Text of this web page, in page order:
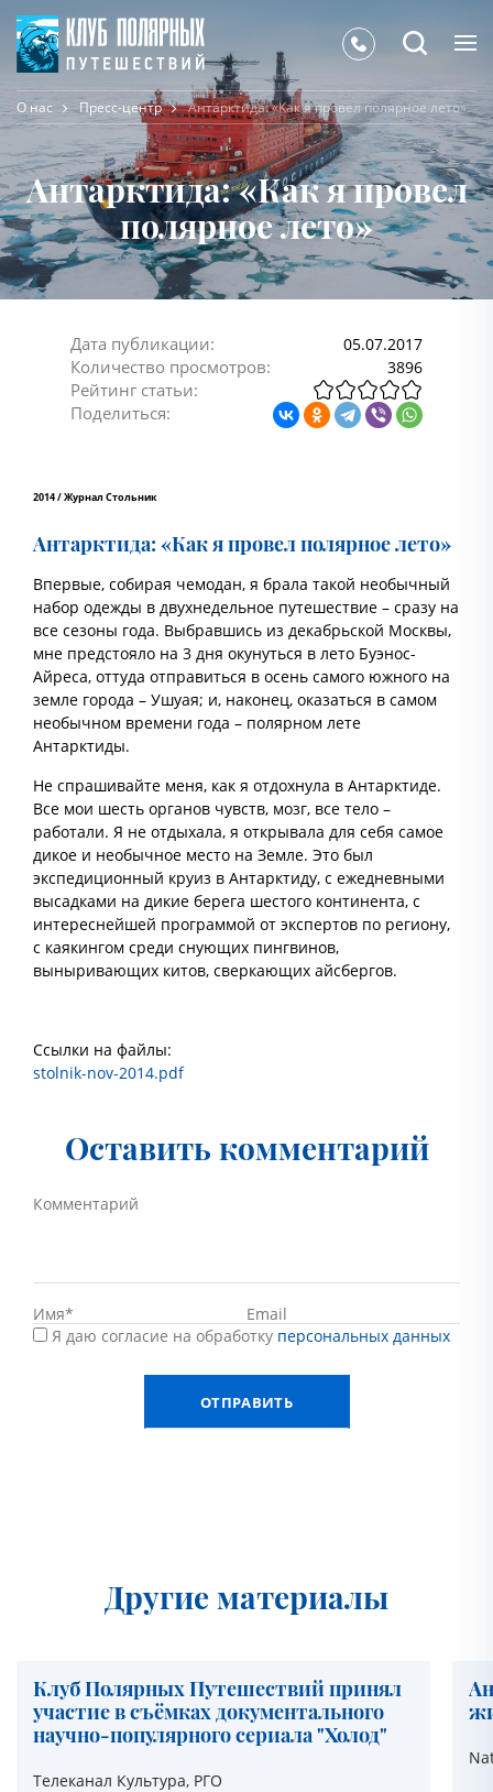
О нас Пресс-центр Антарктида: «Как я провел полярное лето»
Антарктида: «Как я провел
полярное лето»
Дата публикации: 05.07.2017
Количество просмотров: 3896
Рейтинг статьи:
Поделиться:
2014 / Журнал Стольник
Антарктида: «Как я провел полярное лето»
Впервые, собирая чемодан, я брала такой необычный
набор одежды в двухнедельное путешествие – сразу на
все сезоны года. Выбравшись из декабрьской Москвы,
мне предстояло на 3 дня окунуться в лето Буэнос-
Айреса, оттуда отправиться в осень самого южного на
земле города – Ушуая; и, наконец, оказаться в самом
необычном времени года – полярном лете
Антарктиды.
Не спрашивайте меня, как я отдохнула в Антарктиде.
Все мои шесть органов чувств, мозг, все тело –
работали. Я не отдыхала, я открывала для себя самое
дикое и необычное место на Земле. Это был
экспедиционный круиз в Антарктиду, с ежедневными
высадками на дикие берега шестого континента, с
интереснейшей программой от экспертов по региону,
с каякингом среди снующих пингвинов,
выныривающих китов, сверкающих айсбергов.
Ссылки на файлы:
stolnik-nov-2014.pdf
Оставить комментарий
Я даю согласие на обработку персональных данных
Другие материалы
Клуб Полярных Путешествий принял
участие в съёмках документального
научно-популярного сериала "Холод"
Телеканал Культура, РГО